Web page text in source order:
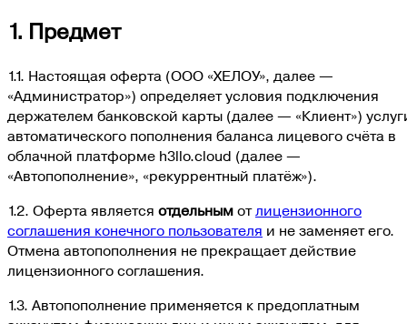
1. Предмет
1.1. Настоящая оферта (ООО «ХЕЛОУ», далее —
«Администратор») определяет условия подключения
держателем банковской карты (далее — «Клиент»)
автоматического пополнения баланса лицевого счёта в
облачной платформе h3llo.cloud (далее —
«Автопополнение», «рекуррентный платёж»).
1.2. Оферта является отдельнымотлицензионного
соглашения конечного пользователя и не заменяет его.
Отмена автопополнения не прекращает действие
лицензионного соглашения.
1.3. Автопополнение применяется к предоплатным